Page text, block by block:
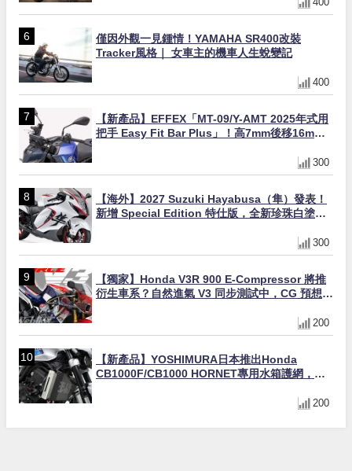
僅因外觀一見鍾情！YAMAHA SR400改裝
Tracker風格｜ 女車主的機車人生蛻變記
400
【新產品】EFFEX「MT-09/Y-AMT 2025年式用
把手 Easy Fit Bar Plus」！高7mm後移16mm
300
【海外】2027 Suzuki Hayabusa（隼）發表！
新增 Special Edition 特仕版，全新珍珠白塗裝
300
【獨家】Honda V3R 900 E-Compressor 將推
衍生車系？自然進氣 V3 同步測試中，CG 預想曝
200
【新產品】YOSHIMURA日本推出Honda
CB1000F/CB1000 HORNET專用水箱護網，六
200